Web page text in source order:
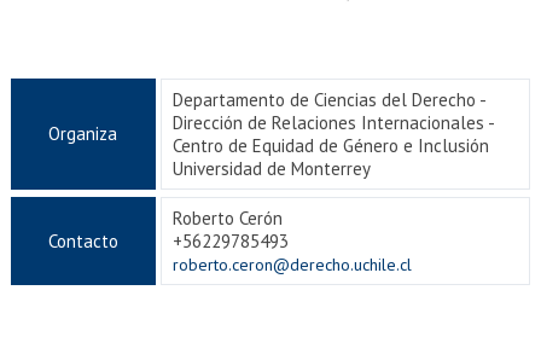
Organiza
Departamento de Ciencias del Derecho -
Dirección de Relaciones Internacionales -
Centro de Equidad de Género e Inclusión
Universidad de Monterrey
Contacto
Roberto Cerón
+56229785493
roberto.ceron@derecho.uchile.cl